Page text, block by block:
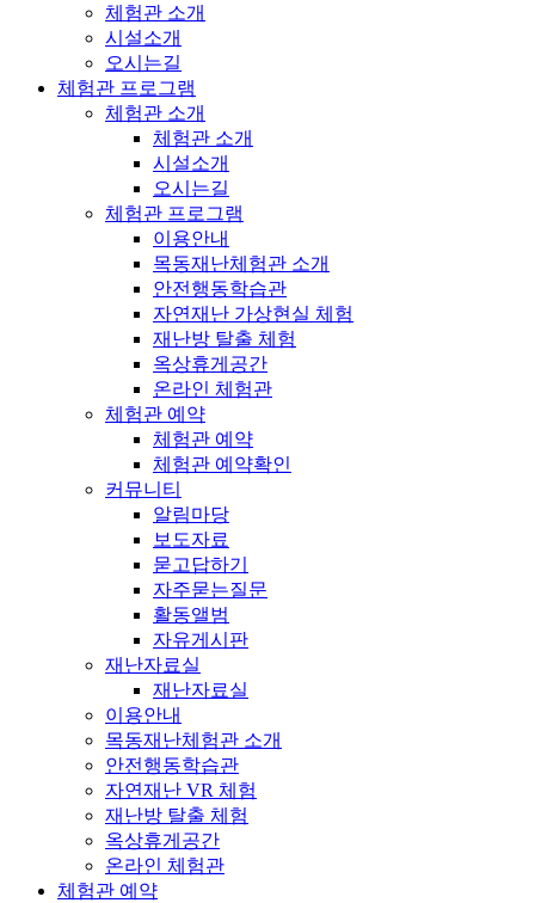
체험관 소개
시설소개
오시는길
체험관 프로그램
체험관 소개
체험관 소개
시설소개
오시는길
체험관 프로그램
이용안내
목동재난체험관 소개
안전행동학습관
자연재난 가상현실 체험
재난방 탈출 체험
옥상휴게공간
온라인 체험관
체험관 예약
체험관 예약
체험관 예약확인
커뮤니티
알림마당
보도자료
묻고답하기
자주묻는질문
활동앨범
자유게시판
재난자료실
재난자료실
이용안내
목동재난체험관 소개
안전행동학습관
자연재난 VR 체험
재난방 탈출 체험
옥상휴게공간
온라인 체험관
체험관 예약